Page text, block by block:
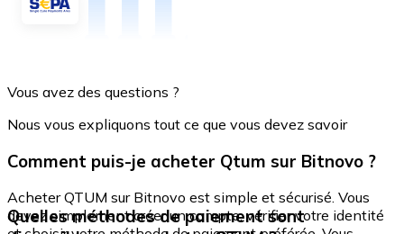
Vous avez des questions ?
Nous vous expliquons tout ce que vous devez savoir
Comment puis-je acheter Qtum sur Bitnovo ?
Acheter QTUM sur Bitnovo est simple et sécurisé. Vous
devez simplement créer un compte, vérifier votre identité
Quelles méthodes de paiement sont